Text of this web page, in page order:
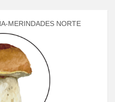
MERINDADES NORTE